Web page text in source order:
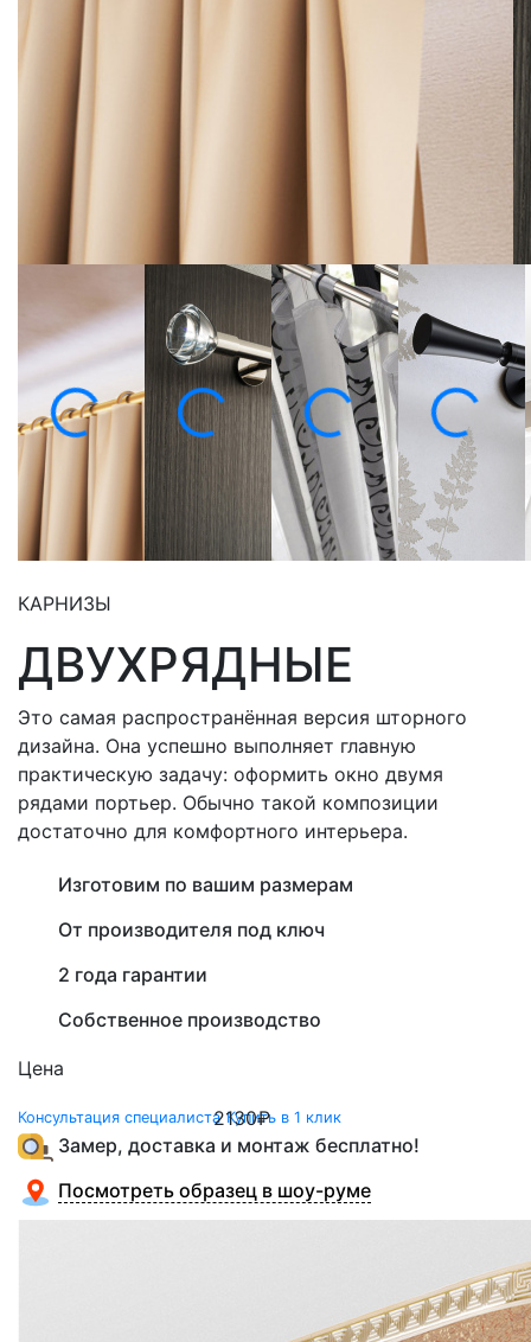
КАРНИЗЫ
ДВУХРЯДНЫЕ
Это самая распространённая версия шторного
дизайна. Она успешно выполняет главную
практическую задачу: оформить окно двумя
рядами портьер. Обычно такой композиции
достаточно для комфортного интерьера.
Изготовим по вашим размерам
От производителя под ключ
2 года гарантии
Собственное производство
Цена
2130₽
Консультация специалиста Купить в 1 клик
Замер, доставка и монтаж бесплатно!
Посмотреть образец в шоу-руме